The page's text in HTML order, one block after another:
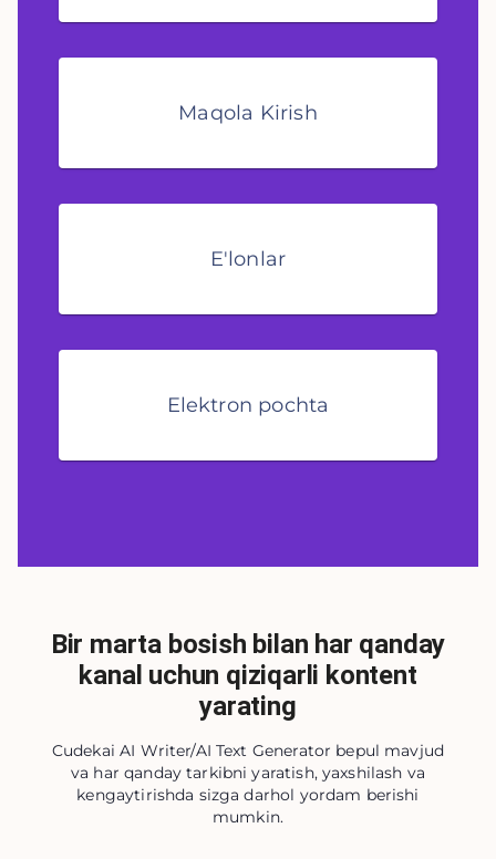
Maqola Kirish
E'lonlar
Elektron pochta
Bir marta bosish bilan har qanday
kanal uchun qiziqarli kontent
yarating
Cudekai AI Writer/AI Text Generator bepul mavjud
va har qanday tarkibni yaratish, yaxshilash va
kengaytirishda sizga darhol yordam berishi
mumkin.